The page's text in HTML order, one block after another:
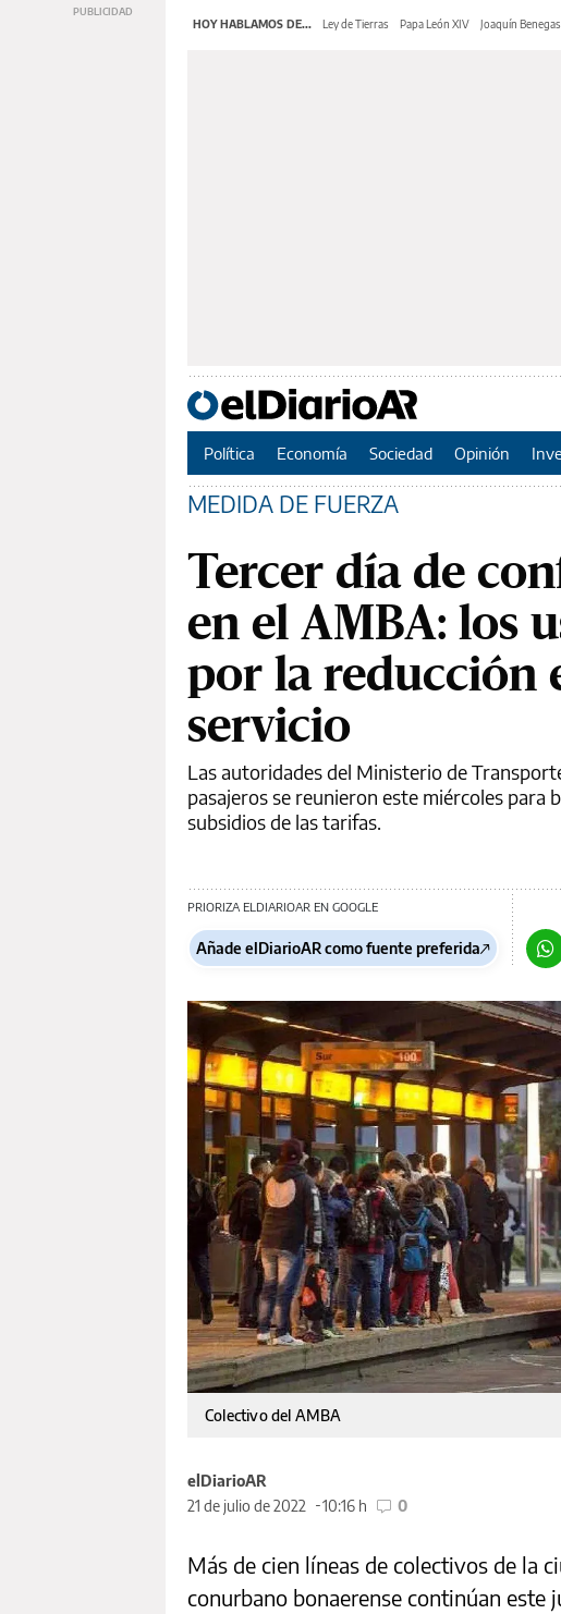
HOY HABLAMOS DE... Ley de Tierras Papa León XIV Joaquín
Política Economía Sociedad Opinión
MEDIDA DE FUERZA
Tercer día de
en el AMBA: los
por la reducción
servicio
Las autoridades del Ministerio de
pasajeros se reunieron este miércoles para
subsidios de las tarifas.
PRIORIZA ELDIARIOAR EN GOOGLE
Añade elDiarioAR como fuente preferida
Colectivo del AMBA
elDiarioAR
21 de julio de 2022
10:16 h 0
Más de cien líneas de colectivos de la
conurbano bonaerense continúan este